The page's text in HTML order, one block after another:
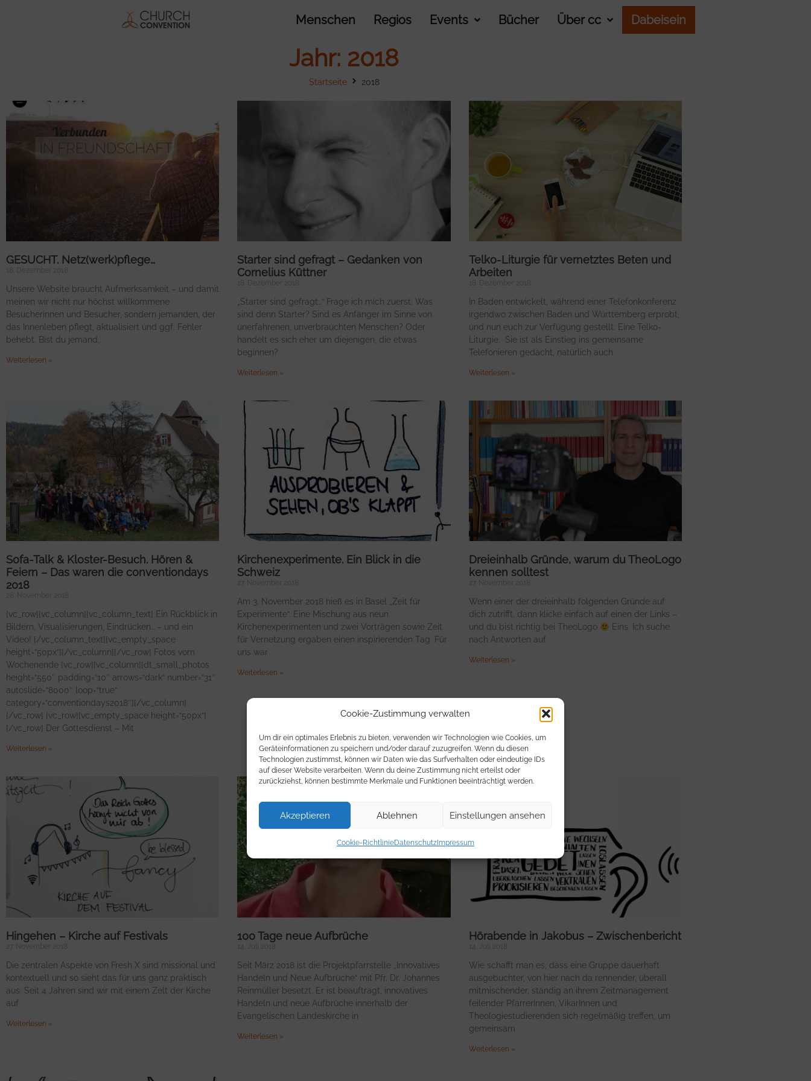
Cookie-Zustimmung verwalten
Um dir ein optimales Erlebnis zu bieten, verwenden wir Technologien wie Cookies, um
Geräteinformationen zu speichern und/oder darauf zuzugreifen. Wenn du diesen
Technologien zustimmst, können wir Daten wie das Surfverhalten oder eindeutige IDs
auf dieser Website verarbeiten. Wenn du deine Zustimmung nicht erteilst oder
zurückziehst, können bestimmte Merkmale und Funktionen beeinträchtigt werden.
Akzeptieren Ablehnen Einstellungen ansehen
Cookie-RichtlinieDatenschutzImpressum
Menschen Regios Events Bücher Über cc Dabeisein
Jahr: 2018
Startseite 2018
GESUCHT. Netz(werk)pflege…
Unsere Website braucht Aufmerksamkeit – und damit
meinen wir nicht nur höchst willkommene
Besucherinnen und Besucher, sondern jemanden, der
das Innenleben pflegt, aktualisiert und ggf. Fehler
behebt. Bist du jemand,
Weiterlesen »
Starter sind gefragt – Gedanken von
Cornelius Küttner
„Starter sind gefragt…“ Frage ich mich zuerst: Was
sind denn Starter? Sind es Anfänger im Sinne von
unerfahrenen, unverbrauchten Menschen? Oder
handelt es sich eher um diejenigen, die etwas
beginnen?
Weiterlesen »
Telko-Liturgie für vernetztes Beten und
Arbeiten
In Baden entwickelt, während einer Telefonkonferenz
irgendwo zwischen Baden und Württemberg erprobt,
und nun euch zur Verfügung gestellt: Eine Telko-
Liturgie. Sie ist als Einstieg ins gemeinsame
Telefonieren gedacht, natürlich auch
Weiterlesen »
Sofa-Talk & Kloster-Besuch. Hören &
Feiern – Das waren die conventiondays
2018
[vc_row][vc_column][vc_column_text] Ein Rückblick in
Bildern, Visualisierungen, Eindrücken… – und ein
Video! [/vc_column_text][vc_empty_space
height=“50px“][/vc_column][/vc_row] Fotos vom
Wochenende [vc_row][vc_column][dt_small_photos
height=“550″ padding=“10″ arrows=“dark“ number=“31″
autoslide=“8000″ loop=“true“
category=“conventiondays2018″][/vc_column]
[/vc_row] [vc_row][vc_empty_space height=“50px“]
[/vc_row] Der Gottesdienst – Mit
Weiterlesen »
Kirchenexperimente. Ein Blick in die
Schweiz
27. November 2018
Am 3. November 2018 hieß es in Basel „Zeit für
Experimente“. Eine Mischung aus neun
Kirchenexperimenten und zwei Vorträgen sowie Zeit
für Vernetzung ergaben einen inspirierenden Tag. Für
uns war
Weiterlesen »
Dreieinhalb Gründe, warum du TheoLogo
kennen solltest
27. November 2018
Wenn einer der dreieinhalb folgenden Gründe auf
dich zutrifft, dann klicke einfach auf einen der Links –
und du bist richtig bei TheoLogo
Eins: Ich suche
nach Antworten auf
Weiterlesen »
Hingehen – Kirche auf Festivals
27. November 2018
Die zentralen Aspekte von Fresh X sind missional und
kontextuell und so sieht das für uns ganz praktisch
aus: Seit 4 Jahren sind wir mit einem Zelt der Kirche
auf
Weiterlesen »
100 Tage neue Aufbrüche
Seit März 2018 ist die Projektpfarrstelle „Innovatives
Handeln und Neue Aufbrüche“ mit Pfr. Dr. Johannes
Reinmüller besetzt. Er ist beauftragt, innovatives
Handeln und neue Aufbrüche innerhalb der
Evangelischen Landeskirche in
Weiterlesen »
Hörabende in Jakobus – Zwischenbericht
Wie schafft man es, dass eine Gruppe dauerhaft
ausgebuchter, von hier nach da rennender, überall
mitmischender, ständig an ihrem Zeitmanagement
feilender PfarrerInnen, VikarInnen und
Theologiestudierenden sich regelmäßig treffen, um
gemeinsam
Weiterlesen »